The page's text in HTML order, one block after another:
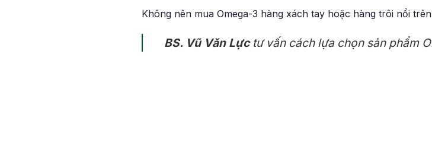
Không nên mua Omega-3 hàng xách tay hoặc hàng trôi nổi
BS. Vũ Văn Lựctư vấn cách lựa chọn sản phẩm